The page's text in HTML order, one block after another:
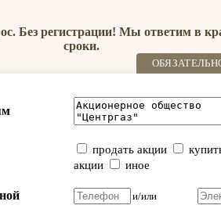
Без регистрации! Мы ответим в
сроки.
продать акции
акции
иное
и/или